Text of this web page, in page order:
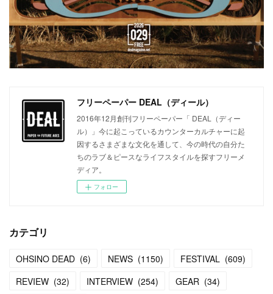
フリーペーパー DEAL（ディール）
2016年12月創刊フリーペーパー「 DEAL（ディー
ル）」今に起こっているカウンターカルチャーに起
因するさまざまな文化を通して、今の時代の自分た
ちのラブ＆ピースなライフスタイルを探すフリーメ
ディア。
フォロー
カテゴリ
OHSINO DEAD (6) NEWS (1150) FESTIVAL (609)
REVIEW (32) INTERVIEW (254) GEAR (34)